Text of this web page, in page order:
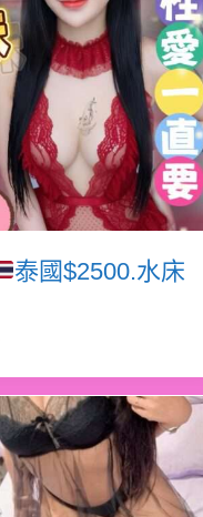
泰國$2500.水床